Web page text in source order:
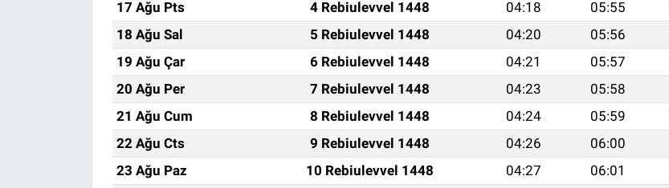
17 Ağu Pts
4 Rebiulevvel 1448 04:18 05:55
18 Ağu Sal
5 Rebiulevvel 1448 04:20 05:56
19 Ağu Çar
6 Rebiulevvel 1448 04:21 05:57
20 Ağu Per
7 Rebiulevvel 1448 04:23 05:58
21 Ağu Cum
8 Rebiulevvel 1448 04:24 05:59
22 Ağu Cts
9 Rebiulevvel 1448 04:26 06:00
23 Ağu Paz
10 Rebiulevvel 1448 04:27 06:01